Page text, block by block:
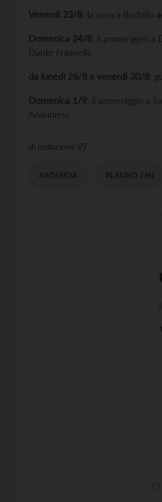
Venerdì 23/8: la sera a Bedollo
Domenica 24/8: il pomeriggio a
Dante Frasnelli;
da lunedì 26/8 a venerdì 30/8:
Domenica 1/9: il pomeriggio a
Anauniesi;
di redazione VT
#AGENDA #LAURO TISI